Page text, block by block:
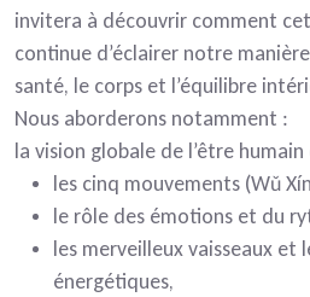
invitera à découvrir comment
continue d’éclairer notre
santé, le corps et l’équilibre
Nous aborderons notamment :
la vision globale de l’être
les cinq mouvements (Wǔ
le rôle des émotions et du
les merveilleux vaisseaux et
énergétiques,